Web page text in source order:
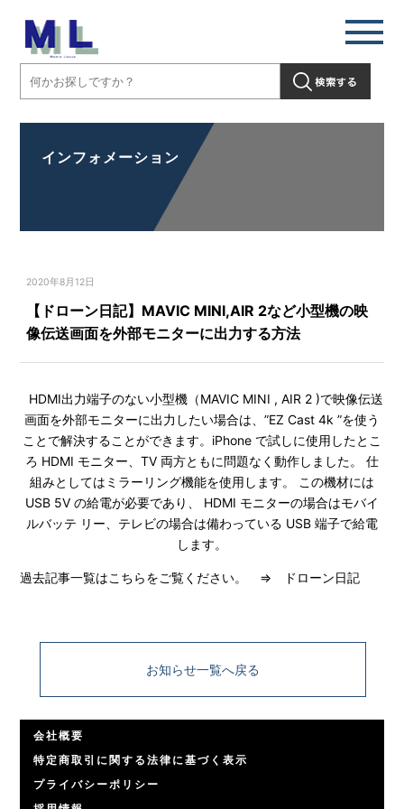
インフォメーション
2020年8月12日
【ドローン日記】MAVIC MINI,AIR 2など小型機の映
像伝送画面を外部モニターに出力する方法
HDMI出力端子のない小型機（MAVIC MINI , AIR 2 )で映像伝送
画面を外部モニターに出力したい場合は、”EZ Cast 4k ”を使う
ことで解決することができます。iPhone で試しに使用したとこ
ろ HDMI モニター、TV 両方ともに問題なく動作しました。 仕
組みとしてはミラーリング機能を使用します。 この機材には
USB 5V の給電が必要であり、 HDMI モニターの場合はモバイ
ルバッテ リー、テレビの場合は備わっている USB 端子で給電
します。
過去記事一覧はこちらをご覧ください。 ⇒ ドローン日記
お知らせ一覧へ戻る
会社概要
特定商取引に関する法律に基づく表示
プライバシーポリシー